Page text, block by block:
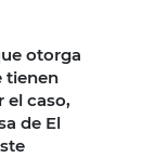
otorga
tienen
el caso,
de El